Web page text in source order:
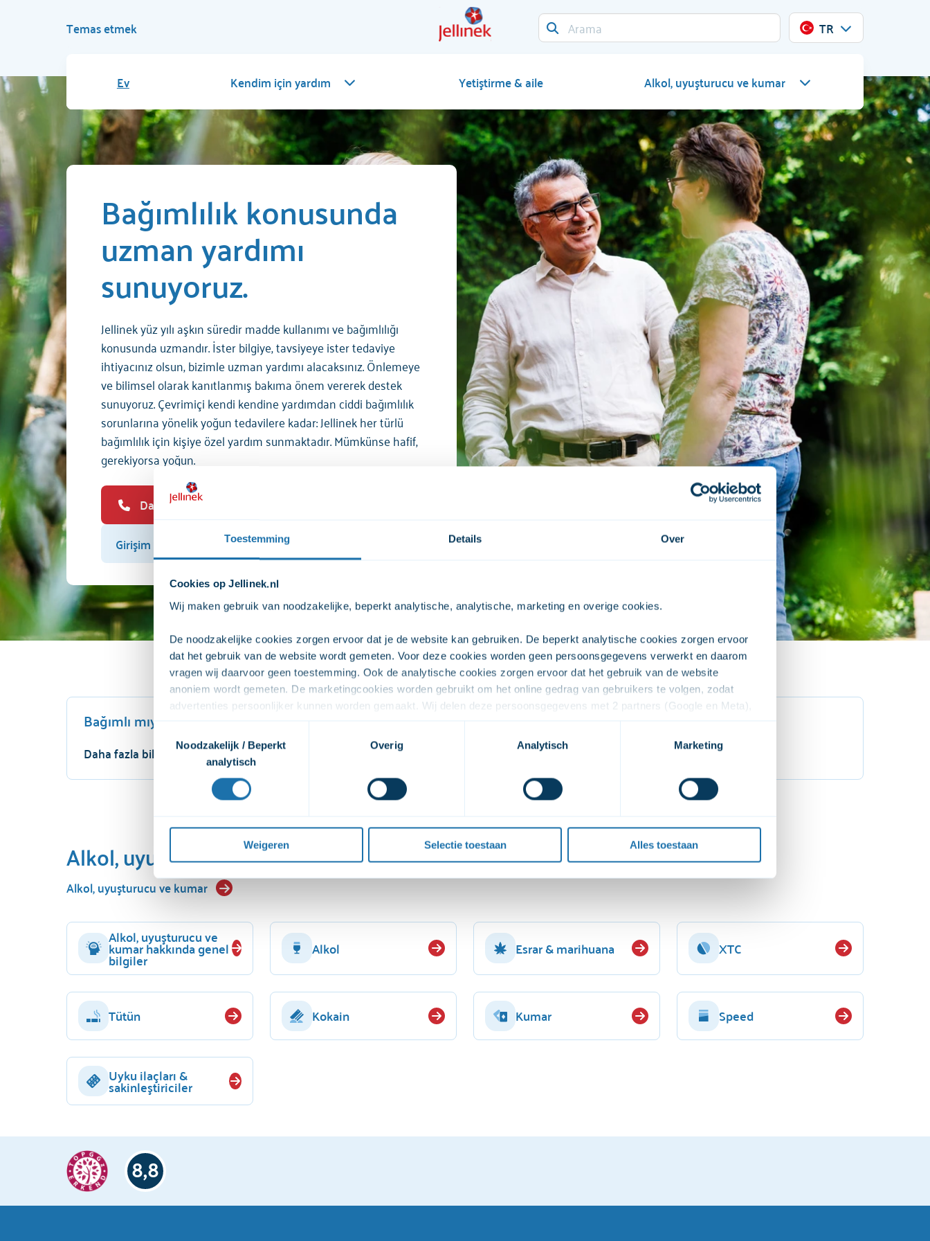
Toestemming Details Over
Cookies op Jellinek.nl
Wij maken gebruik van noodzakelijke, beperkt analytische, analytische, marketing en overige cookies.
De noodzakelijke cookies zorgen ervoor dat je de website kan gebruiken. De beperkt analytische cookies zorgen ervoor
dat het gebruik van de website wordt gemeten. Voor deze cookies worden geen persoonsgegevens verwerkt en daarom
vragen wij daarvoor geen toestemming. Ook de analytische cookies zorgen ervoor dat het gebruik van de website
anoniem wordt gemeten. De marketingcookies worden gebruikt om het online gedrag van gebruikers te volgen, zodat
advertenties persoonlijker kunnen worden gemaakt. Wij delen deze persoonsgegevens met 2 partners (Google en Meta),
zodat we onze advertenties effectiever in kunnen zetten. De overige cookies zijn onder andere voor het afspelen van de
video's. Wij vragen jouw toestemming omdat jouw persoonsgegevens worden verwerkt op het moment dat de video's
afspelen. Wij delen deze persoonsgegevens met 2 partners (Youtube en Vimeo) zodat je de video's op onze website kunt
bekijken. Wanneer je dat niet wilt, kun je deze toestemming weigeren. Je kunt de video’s dan niet op onze website
bekijken. Je kunt je toestemming wijzigen via de knop die  linksonder in beeld is.
privacyverklaring raadplegen.
Toestemmingsselectie
Noodzakelijk / Beperkt
analytisch
Overig Analytisch Marketing
Weigeren Selectie toestaan Alles toestaan
Temas etmek TR
Ev Kendim için yardım Yetiştirme & aile Alkol, uyuşturucu ve kumar
Bağımlılık konusunda
uzman yardımı
sunuyoruz.
Jellinek yüz yılı aşkın süredir madde kullanımı ve bağımlılığı
konusunda uzmandır. İster bilgiye, tavsiyeye ister tedaviye
ihtiyacınız olsun, bizimle uzman yardımı alacaksınız. Önlemeye
ve bilimsel olarak kanıtlanmış bakıma önem vererek destek
sunuyoruz. Çevrimiçi kendi kendine yardımdan ciddi bağımlılık
sorunlarına yönelik yoğun tedavilere kadar: Jellinek her türlü
bağımlılık için kişiye özel yardım sunmaktadır. Mümkünse hafif,
gerekiyorsa yoğun.
Danışmanlık görüşmesi planla
Girişim için kaydol
Bağımlı mıyım?
Daha fazla bilgi
Jellinek’in sunmuş olduğu Tedavi
Daha fazla bilgi Daha fazla bilgi
Alkol, uyuşturucu ve davranış hakkında bilgi
Alkol, uyuşturucu ve kumar
Alkol, uyuşturucu ve
kumar hakkında genel
bilgiler
Alkol Esrar & marihuana XTC
Tütün Kokain Kumar Speed
Uyku ilaçları &
sakinleştiriciler
8,8